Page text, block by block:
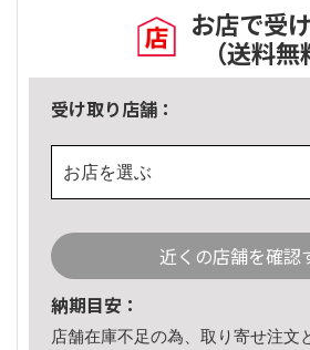
お店で受
（送料無
受け取り店舗：
お店を選ぶ
近くの店舗を確認
納期目安：
店舗在庫不足の為、取り寄せ注文